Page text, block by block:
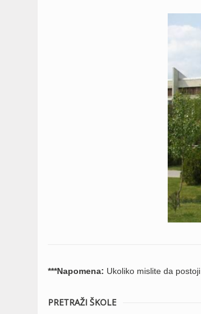
***Napomena: Ukoliko mislite da
PRETRAŽI ŠKOLE